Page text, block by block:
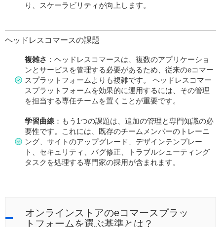
り、スケーラビリティが向上します。
ヘッドレスコマースの課題
複雑さ ：ヘッドレスコマースは、複数のアプリケーショ
ンとサービスを管理する必要があるため、従来のeコマー
スプラットフォームよりも複雑です。 ヘッドレスコマー
スプラットフォームを効果的に運用するには、その管理
を担当する専任チームを置くことが重要です。
学習曲線 ：もう1つの課題は、追加の管理と専門知識の必
要性です。これには、既存のチームメンバーのトレーニ
ング、サイトのアップグレード、デザインテンプレー
ト、セキュリティ、バグ修正、トラブルシューティング
タスクを処理する専門家の採用が含まれます。
オンラインストアのeコマースプラッ
トフォームを選ぶ基準とは？